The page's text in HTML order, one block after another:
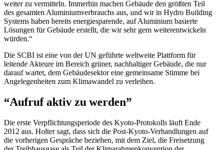
weiter zu vermitteln. Immerhin machen Gebäude den größten Teil
des gesamten Aluminiumverbrauchs aus, und wir in Hydro Building
Systems haben bereits energiesparende, auf Aluminium basierte
Lösungen für Gebäude erstellt, die wir sehr gern weiterentwickeln
würden.“
Die SCBI ist eine von der UN geführte weltweite Plattform für
leitende Akteure im Bereich grüner, nachhaltiger Gebäude, die nur
darauf wartet, dem Gebäudesektor eine gemeinsame Stimme bei
Angelegenheiten zum Klimawandel zu verleihen.
“Aufruf aktiv zu werden”
Die erste Verpflichtungsperiode des Kyoto-Protokolls läuft Ende
2012 aus. Holter sagt, dass sich die Post-Kyoto-Verhandlungen auf
die vorherigen Gespräche beziehen, mit dem Ziel, die Freisetzung